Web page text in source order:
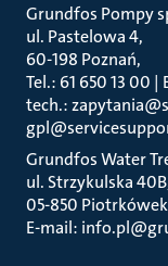
Grundfos Pompy
ul. Pastelowa 4
60-198 Poznań
Tel.: 61 650 13 00
tech.:
Grundfos Water
ul. Strzykulska 40B
05-850 Piotrkówek
E-mail: